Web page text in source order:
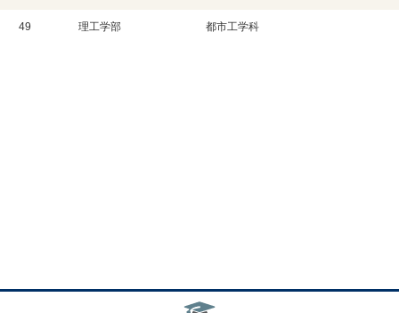
49 理工学部 都市工学科